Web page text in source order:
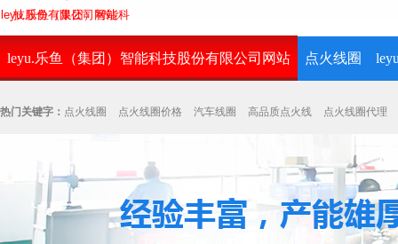
leyu.乐鱼（集团）智能科技股份有限公司网站
leyu.乐鱼（集团）智能科技股份有限公司网站 点火线圈
热门关键字： 点火线圈 点火线圈价格 汽车线圈 高品质点火线 点火线圈代理